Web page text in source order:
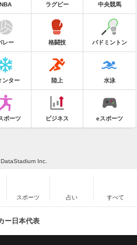
NBA ラグビー 中央競馬
レー 格闘技 バドミントン
ンター 陸上 水泳
ポーツ ビジネス eスポーツ
Inc.
スポーツ 占い すべて
ー日本代表